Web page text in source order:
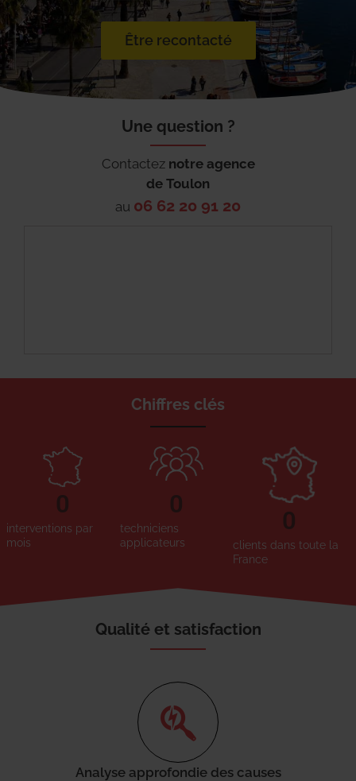
Être recontacté
Une question ?
Contactez notre agence
de Toulon
au 06 62 20 91 20
Chiffres clés
interventions par
mois
0
techniciens
applicateurs
0
clients dans toute la
France
0
Qualité et satisfaction
Analyse approfondie des causes